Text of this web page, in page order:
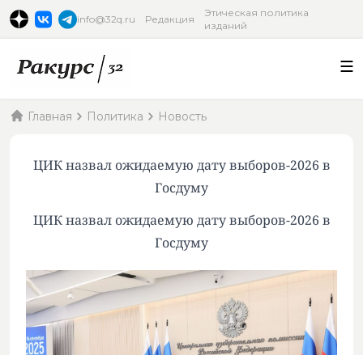
info@32q.ru Редакция
Этическая политика
изданий
Главная Политика Новость
ЦИК назвал ожидаемую дату выборов-2026 в
Госдуму
ЦИК назвал ожидаемую дату выборов-2026 в
Госдуму